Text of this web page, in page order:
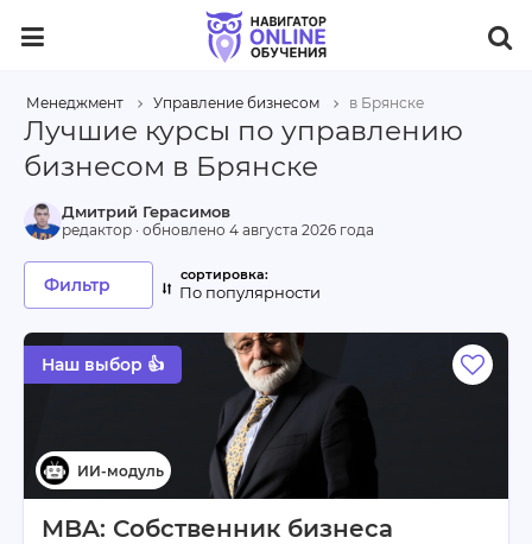
Менеджмент Управление бизнесом в Брянске
Лучшие курсы по управлению
бизнесом в Брянске
MBA: Собственник бизнеса
Наш выбор 👍
Дмитрий Герасимов
редактор · обновлено 4 августа 2026 года
Фильтр По популярности